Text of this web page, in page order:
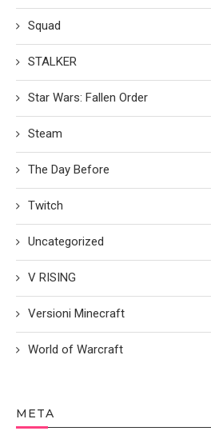
Squad
STALKER
Star Wars: Fallen Order
Steam
The Day Before
Twitch
Uncategorized
V RISING
Versioni Minecraft
World of Warcraft
META